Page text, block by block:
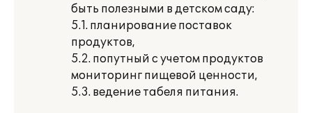
быть полезными в детском саду:
5.1. планирование поставок
продуктов,
5.2. попутный с учетом продуктов
мониторинг пищевой ценности,
5.3. ведение табеля питания.